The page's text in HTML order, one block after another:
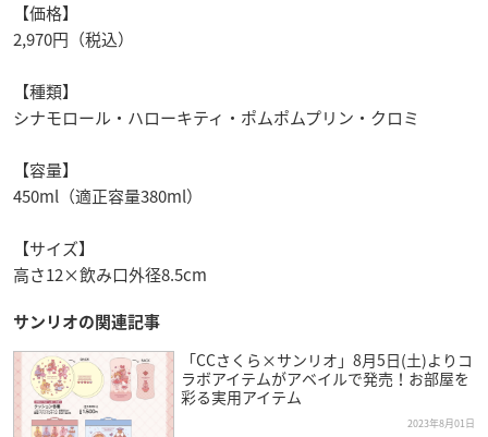
【価格】
2,970円（税込）
【種類】
シナモロール・ハローキティ・ポムポムプリン・クロミ
【容量】
450ml（適正容量380ml）
【サイズ】
高さ12×飲み口外径8.5cm
サンリオの関連記事
「CCさくら×サンリオ」8月5日(土)よりコ
ラボアイテムがアベイルで発売！お部屋を
彩る実用アイテム
2023年8月01日